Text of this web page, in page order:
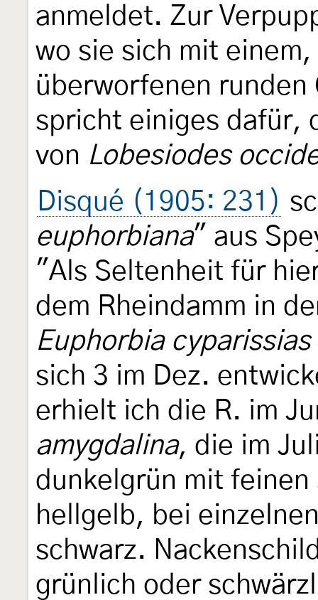
anmeldet. Zur
wo sie sich mit
überworfenen runden
spricht einiges dafür,
von Lobesiodes
Disqué (1905: 231)
euphorbiana" aus
"Als Seltenheit für
dem Rheindamm in
Euphorbia cyparissias
sich 3 im Dez.
erhielt ich die R. im
amygdalina, die im
dunkelgrün mit
hellgelb, bei
schwarz.
grünlich oder